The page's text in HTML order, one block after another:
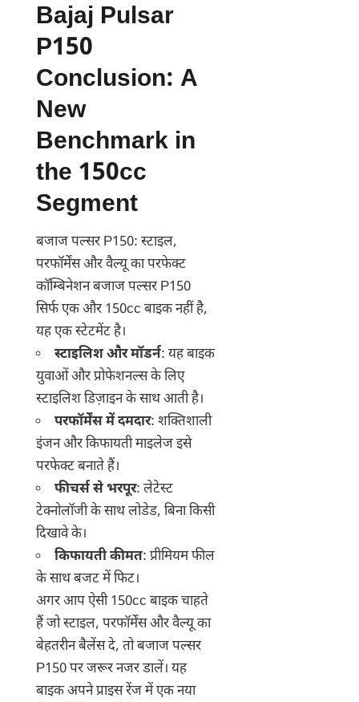
Bajaj Pulsar
P150
Conclusion: A
New
Benchmark in
the 150cc
Segment
बजाज पल्सर P150: स्टाइल,
परफॉर्मेंस और वैल्यू का परफेक्ट
कॉम्बिनेशन बजाज पल्सर P150
सिर्फ एक और 150cc बाइक नहीं है,
यह एक स्टेटमेंट है।
स्टाइलिश और मॉडर्न: यह बाइक
युवाओं और प्रोफेशनल्स के लिए
स्टाइलिश डिज़ाइन के साथ आती है।
परफॉर्मेंस में दमदार: शक्तिशाली
इंजन और किफायती माइलेज इसे
परफेक्ट बनाते हैं।
फीचर्स से भरपूर: लेटेस्ट
टेक्नोलॉजी के साथ लोडेड, बिना किसी
दिखावे के।
किफायती कीमत: प्रीमियम फील
के साथ बजट में फिट।
अगर आप ऐसी 150cc बाइक चाहते
हैं जो स्टाइल, परफॉर्मेंस और वैल्यू का
बेहतरीन बैलेंस दे, तो बजाज पल्सर
P150 पर जरूर नजर डालें। यह
बाइक अपने प्राइस रेंज में एक नया